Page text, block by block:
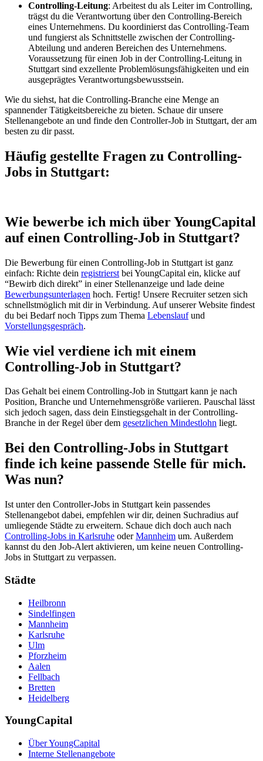
Controlling-Leitung: Arbeitest du als Leiter im Controlling,
trägst du die Verantwortung über den Controlling-Bereich
eines Unternehmens. Du koordinierst das Controlling-Team
und fungierst als Schnittstelle zwischen der Controlling-
Abteilung und anderen Bereichen des Unternehmens.
Voraussetzung für einen Job in der Controlling-Leitung in
Stuttgart sind exzellente Problemlösungsfähigkeiten und ein
ausgeprägtes Verantwortungsbewusstsein.
Wie du siehst, hat die Controlling-Branche eine Menge an
spannender Tätigkeitsbereiche zu bieten. Schaue dir unsere
Stellenangebote an und finde den Controller-Job in Stuttgart, der am
besten zu dir passt.
Häufig gestellte Fragen zu Controlling-
Jobs in Stuttgart:
Wie bewerbe ich mich über YoungCapital
auf einen Controlling-Job in Stuttgart?
Die Bewerbung für einen Controlling-Job in Stuttgart ist ganz
einfach: Richte dein registrierst bei YoungCapital ein, klicke auf
“Bewirb dich direkt” in einer Stellenanzeige und lade deine
Bewerbungsunterlagen hoch. Fertig! Unsere Recruiter setzen sich
schnellstmöglich mit dir in Verbindung. Auf unserer Website findest
du bei Bedarf noch Tipps zum Thema Lebenslaufund
Vorstellungsgespräch.
Wie viel verdiene ich mit einem
Controlling-Job in Stuttgart?
Das Gehalt bei einem Controlling-Job in Stuttgart kann je nach
Position, Branche und Unternehmensgröße variieren. Pauschal lässt
sich jedoch sagen, dass dein Einstiegsgehalt in der Controlling-
Branche in der Regel über dem gesetzlichen Mindestlohn liegt.
Bei den Controlling-Jobs in Stuttgart
finde ich keine passende Stelle für mich.
Was nun?
Ist unter den Controller-Jobs in Stuttgart kein passendes
Stellenangebot dabei, empfehlen wir dir, deinen Suchradius auf
umliegende Städte zu erweitern. Schaue dich doch auch nach
Controlling-Jobs in Karlsruhe oderMannheim um. Außerdem
kannst du den Job-Alert aktivieren, um keine neuen Controlling-
Jobs in Stuttgart zu verpassen.
Städte
Heilbronn
Sindelfingen
Mannheim
Karlsruhe
Ulm
Pforzheim
Aalen
Fellbach
Bretten
Heidelberg
YoungCapital
Über YoungCapital
Interne Stellenangebote